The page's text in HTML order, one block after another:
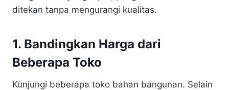
ditekan tanpa mengurangi kualitas.
1. Bandingkan Harga dari
Beberapa Toko
Kunjungi beberapa toko bahan bangunan. Selain